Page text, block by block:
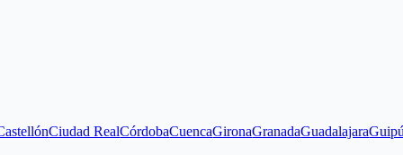
Ciudad RealCórdobaCuencaGironaGranadaGuadalajaraGuipúzcoa